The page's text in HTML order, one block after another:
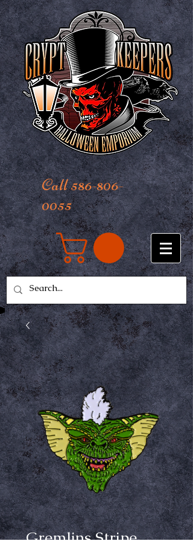
Call 586-806-
0055